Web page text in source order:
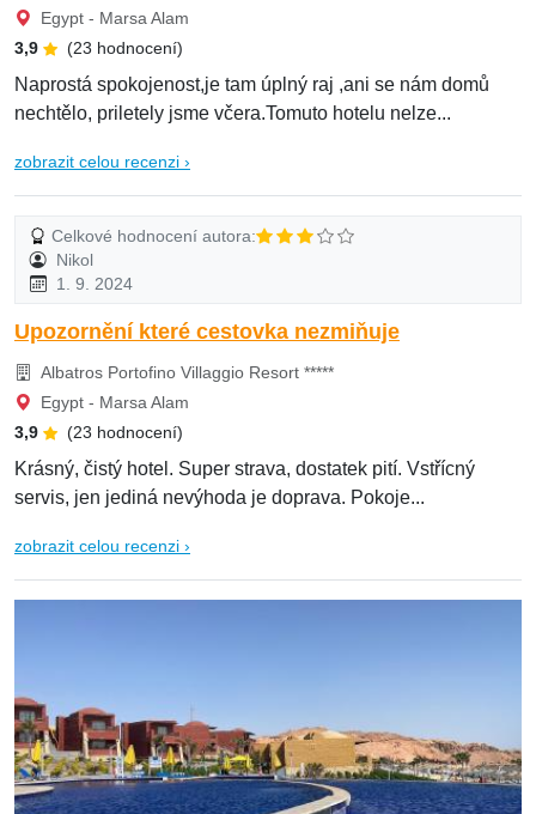
Egypt - Marsa Alam
3,9
(23 hodnocení)
Naprostá spokojenost,je tam úplný raj ,ani se nám domů
nechtělo, priletely jsme včera.Tomuto hotelu nelze...
zobrazit celou recenzi ›
Celkové hodnocení autora:
Nikol
1. 9. 2024
Upozornění které cestovka nezmiňuje
Albatros Portofino Villaggio Resort *****
Egypt - Marsa Alam
3,9
(23 hodnocení)
Krásný, čistý hotel. Super strava, dostatek pití. Vstřícný
servis, jen jediná nevýhoda je doprava. Pokoje...
zobrazit celou recenzi ›